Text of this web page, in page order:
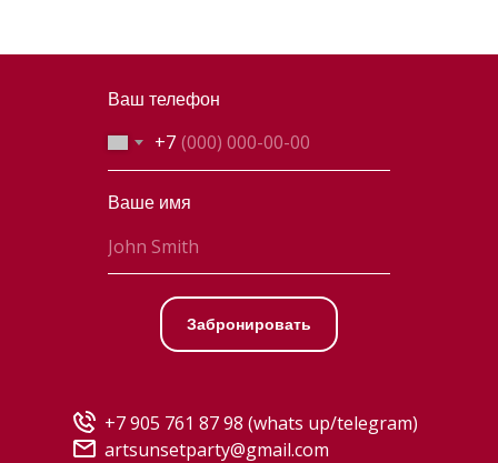
+7 905 761 87 98 (whats up/telegram)
artsunsetparty@gmail.com
Ваш телефон
+7
Ваше имя
Забронировать